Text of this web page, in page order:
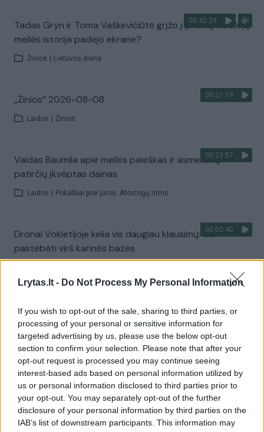
Lrytas.lt - Do Not Process My Personal Information
If you wish to opt-out of the sale, sharing to third parties, or
processing of your personal or sensitive information for
targeted advertising by us, please use the below opt-out
section to confirm your selection. Please note that after your
opt-out request is processed you may continue seeing
interest-based ads based on personal information utilized by
us or personal information disclosed to third parties prior to
your opt-out. You may separately opt-out of the further
disclosure of your personal information by third parties on the
IAB’s list of downstream participants. This information may
00:42:29
Tadas Gryn ir Toma Vaškevičiūtė grįžo į praeitį: kodėl jų
meilės istorija padėjo ekrane?
Žinios Lietuvos diena
00:21:19
„Žinios“ 2026-08-08
Laidos Žinios
00:23:57
Vaidas Baumila apie meilės paieškas ir asmeninių
patirčių įkvėptas dainas
Laidos Pokalbiai prie jūros. Atostogų ritmu
00:00:40
Dronai Vokietijoje kelia vis daugiau klausimų: du
pastebėti virš karinės bazės
Visi įrašai
Žiūrimiausi įrašai
00:00:30
Vaizdai iš tragiškos avarijos Vilniaus r.: dviejų moterų ir
vaiko gyvybių išgelbėti nepavyko